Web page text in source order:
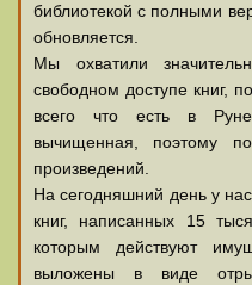
библиотекой с полными
обновляется.
Мы охватили
свободном доступе книг,
всего что есть в
вычищенная, поэтому
произведений.
На сегодняшний день у
книг, написанных 15
которым действуют
выложены в виде